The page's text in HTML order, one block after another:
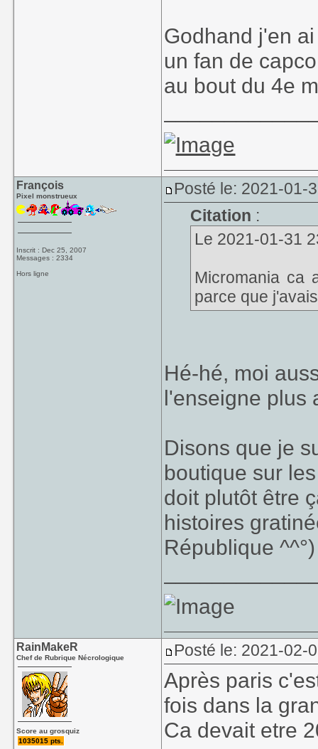
Godhand j'en
un fan de
au bout du 4e
François
Pixel monstrueux
Inscrit : Dec 25, 2007
Messages : 2334
Hors ligne
Posté le: 2021-01-
Citation :
Le 2021-01-31
Micromania ca
parce que
Hé-hé, moi
l'enseigne plus
Disons que je
boutique sur
doit plutôt être
histoires
République ^^°)
RainMakeR
Chef de Rubrique Nécrologique
Score au grosquiz
1035015 pts.
Posté le: 2021-02-
Après paris
fois dans la
Ca devait etre